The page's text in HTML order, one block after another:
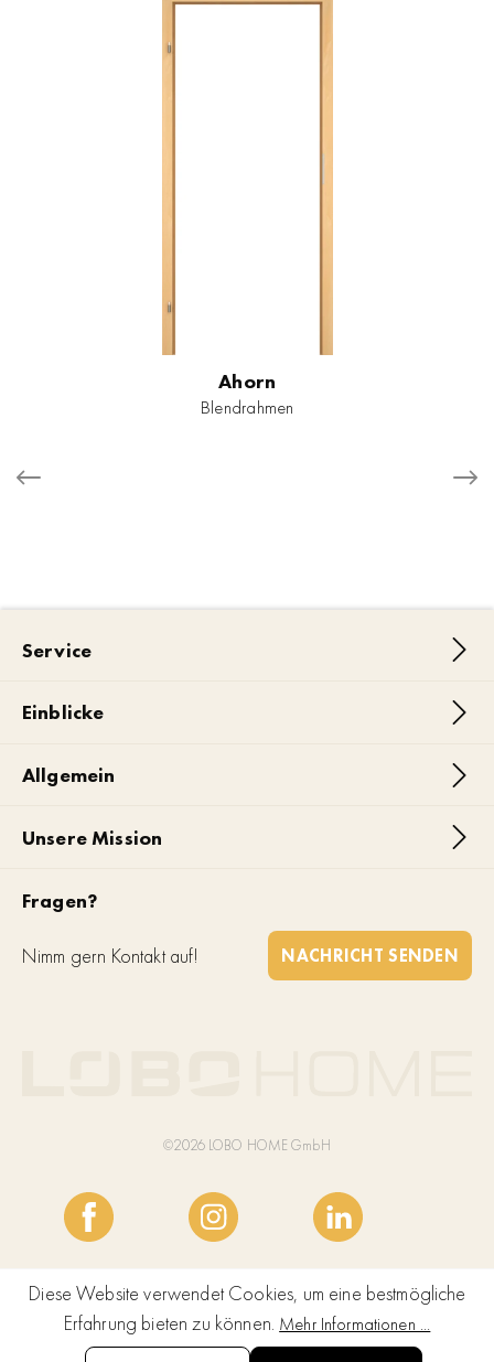
Ahorn
Blendrahmen
Service
Einblicke
Allgemein
Unsere Mission
Fragen?
Nimm gern Kontakt auf! NACHRICHT SENDEN
©2026 LOBO HOME GmbH
Diese Website verwendet Cookies, um eine bestmögliche
Erfahrung bieten zu können. Mehr Informationen ...